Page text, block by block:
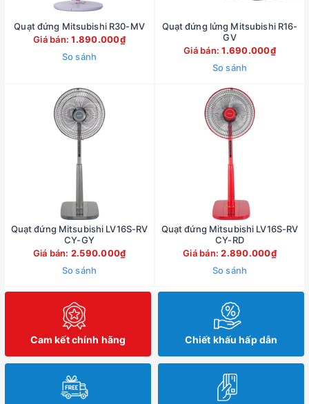
Quạt đứng Mitsubishi R30-MV
Giá bán:1.890.000₫
So sánh
Quạt đứng lửng Mitsubishi R16-
GV
Giá bán:1.690.000₫
So sánh
Quạt đứng Mitsubishi LV16S-RV
CY-GY
Giá bán: 2.590.000₫
So sánh
Quạt đứng Mitsubishi LV16S-RV
CY-RD
Giá bán:2.890.000₫
So sánh
Cam kết chính hãng Chiết khấu hấp dẫn